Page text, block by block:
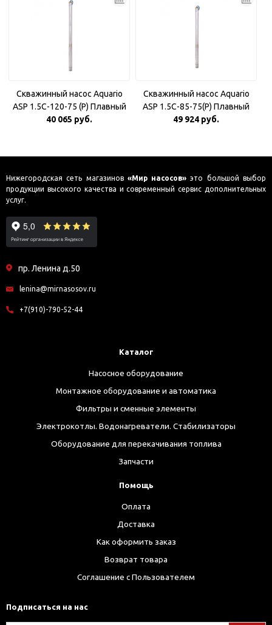
Скважинный насос Aquario
ASP 1.5С-120-75 (P) Плавный
пуск
40 065 руб.
Скважинный насос Aquario
ASP 1.5С-85-75(P) Плавный
пуск
49 924 руб.
Нижегородская сеть магазинов «Мир насосов» это большой выбор
продукции высокого качества и современный сервис дополнительных
услуг.
пр. Ленина д.50
lenina@mirnasosov.ru
+7(910)-790-52-44
Каталог
Насосное оборудование
Монтажное оборудование и автоматика
Фильтры и сменные элементы
Электрокотлы. Водонагреватели. Стабилизаторы
Оборудование для перекачивания топлива
Запчасти
Помощь
Оплата
Доставка
Как оформить заказ
Возврат товара
Соглашение с Пользователем
Подписаться на нас